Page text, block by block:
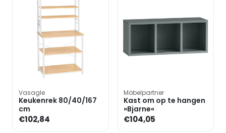
Vasagle
Keukenrek 80/40/167
cm
€102,84
Möbelpartner
Kast om op te hangen
»Bjarne«
€104,05